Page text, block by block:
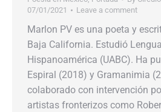
07/01/2021
Leave a comment
Marlon PV es una poeta y
Baja California. Estudió
Hispanoamérica (UABC). Ha
Espiral (2018) y Gramanimia
colaborado con intervención
artistas fronterizos como